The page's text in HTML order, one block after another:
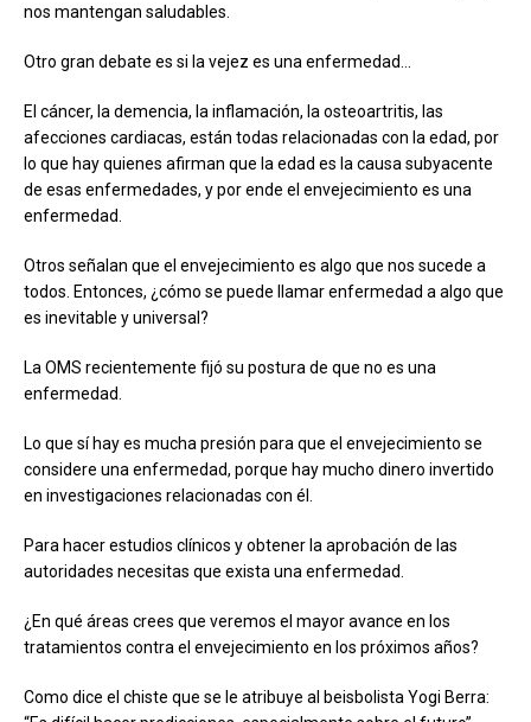
nos mantengan saludables.
Otro gran debate es si la vejez es una enfermedad…
El cáncer, la demencia, la inflamación, la osteoartritis, las
afecciones cardiacas, están todas relacionadas con la edad, por
lo que hay quienes afirman que la edad es la causa subyacente
de esas enfermedades, y por ende el envejecimiento es una
enfermedad.
Otros señalan que el envejecimiento es algo que nos sucede a
todos. Entonces, ¿cómo se puede llamar enfermedad a algo que
es inevitable y universal?
La OMS recientemente fijó su postura de que no es una
enfermedad.
Lo que sí hay es mucha presión para que el envejecimiento se
considere una enfermedad, porque hay mucho dinero invertido
en investigaciones relacionadas con él.
Para hacer estudios clínicos y obtener la aprobación de las
autoridades necesitas que exista una enfermedad.
¿En qué áreas crees que veremos el mayor avance en los
tratamientos contra el envejecimiento en los próximos años?
Como dice el chiste que se le atribuye al beisbolista Yogi Berra: